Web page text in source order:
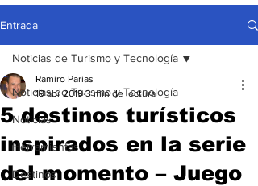
Entrada
Noticias de Turismo y Tecnología
Noticias
Herramientas
Destinos
Noticias de Turismo y Tecnología
5 destinos turísticos
inspirados en la serie
del momento – Juego
Ramiro Parias
19 abr 2019 3 min de lectura